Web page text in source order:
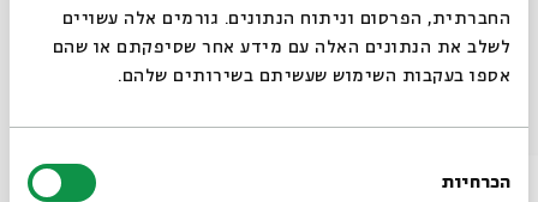
החברתית, הפרסום וניתוח הנתונים. גורמים אלה עשויים
לשלב את הנתונים האלה עם מידע אחר שסיפקתם או שהם
אספו בעקבות השימוש שעשיתם בשירותים שלהם.
הסכמה
הכרחיות